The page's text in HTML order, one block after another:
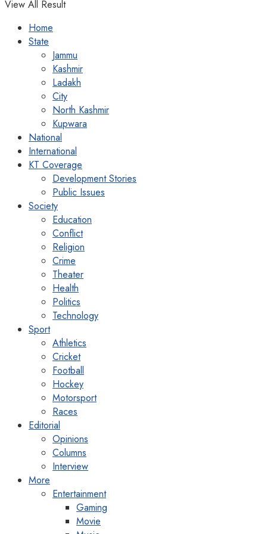
View All Result
Home
State
Jammu
Kashmir
Ladakh
City
North Kashmir
Kupwara
National
International
KT Coverage
Development Stories
Public Issues
Society
Education
Conflict
Religion
Crime
Theater
Health
Politics
Technology
Sport
Athletics
Cricket
Football
Hockey
Motorsport
Races
Editorial
Opinions
Columns
Interview
More
Entertainment
Gaming
Movie